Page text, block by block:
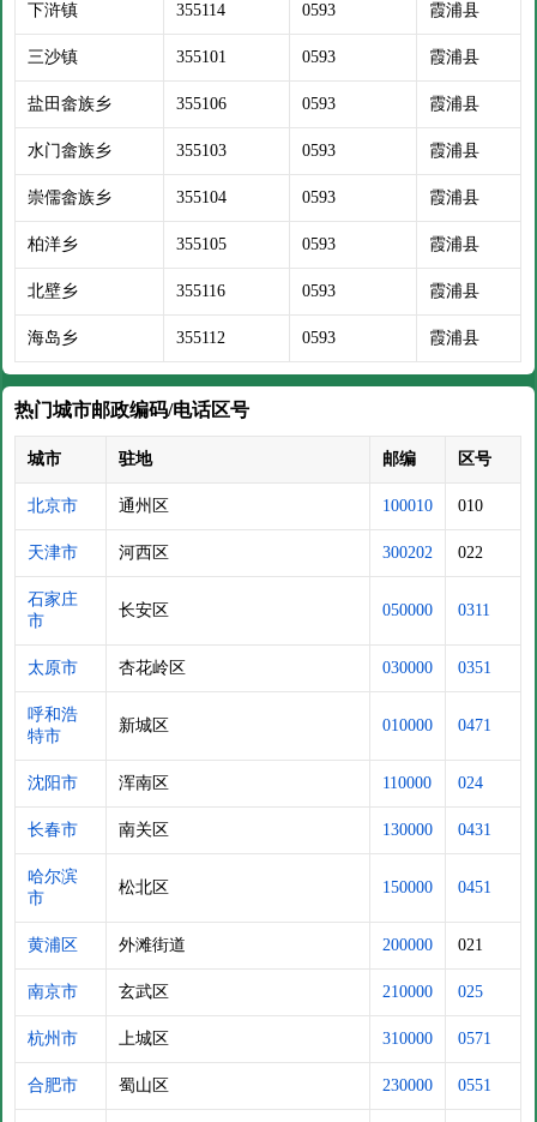
下浒镇 355114 0593 霞浦县
三沙镇 355101 0593 霞浦县
盐田畲族乡 355106 0593 霞浦县
水门畲族乡 355103 0593 霞浦县
崇儒畲族乡 355104 0593 霞浦县
柏洋乡 355105 0593 霞浦县
北壁乡 355116 0593 霞浦县
海岛乡 355112 0593 霞浦县
热门城市邮政编码/电话区号
城市 驻地 邮编 区号
北京市 通州区 100010 010
天津市 河西区 300202 022
石家庄
市
长安区 050000 0311
太原市 杏花岭区 030000 0351
呼和浩
特市
新城区 010000 0471
沈阳市 浑南区 110000 024
长春市 南关区 130000 0431
哈尔滨
市
松北区 150000 0451
黄浦区 外滩街道 200000 021
南京市 玄武区 210000 025
杭州市 上城区 310000 0571
合肥市 蜀山区 230000 0551